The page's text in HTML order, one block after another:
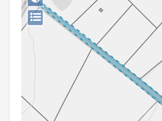
Downloads
Hergebruik